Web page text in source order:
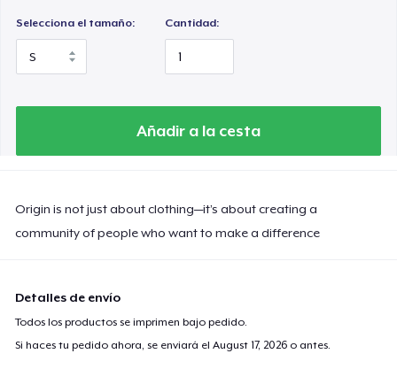
Selecciona el tamaño: Cantidad:
Añadir a la cesta
Origin is not just about clothing—it’s about creating a
community of people who want to make a difference
Detalles de envío
Todos los productos se imprimen bajo pedido.
Si haces tu pedido ahora, se enviará elAugust 17, 2026 o antes.